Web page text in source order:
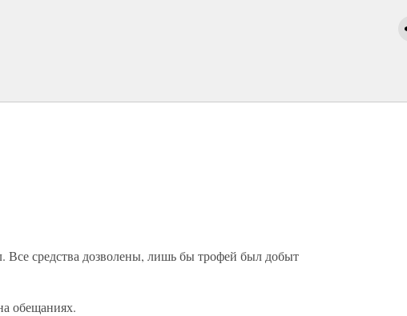
Все средства дозволены, лишь бы трофей был добыт
обещаниях.